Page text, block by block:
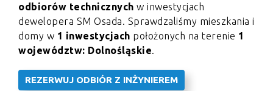
odbiorów technicznych w inwestycjach
dewelopera SM Osada. Sprawdzaliśmy mieszkania i
domy w 1 inwestycjach położonych na terenie 1
województw: Dolnośląskie.
REZERWUJ ODBIÓR Z INŻYNIEREM